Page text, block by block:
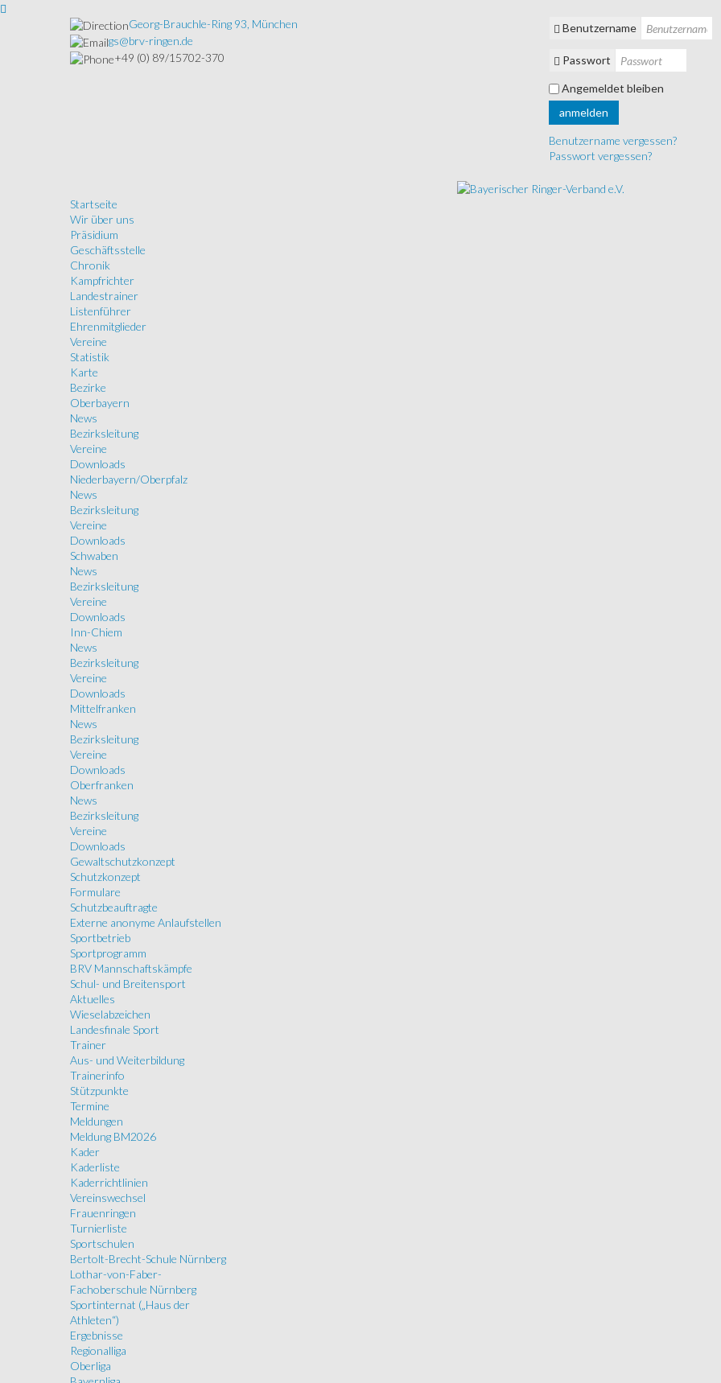
Georg-Brauchle-Ring 93, München
gs@brv-ringen.de
+49 (0) 89/15702-370
Benutzername
Passwort
Angemeldet bleiben
anmelden
Benutzername vergessen?
Passwort vergessen?
Startseite
Wir über uns
Präsidium
Geschäftsstelle
Chronik
Kampfrichter
Landestrainer
Listenführer
Ehrenmitglieder
Vereine
Statistik
Karte
Bezirke
Oberbayern
News
Bezirksleitung
Vereine
Downloads
Niederbayern/Oberpfalz
News
Bezirksleitung
Vereine
Downloads
Schwaben
News
Bezirksleitung
Vereine
Downloads
Inn-Chiem
News
Bezirksleitung
Vereine
Downloads
Mittelfranken
News
Bezirksleitung
Vereine
Downloads
Oberfranken
News
Bezirksleitung
Vereine
Downloads
Gewaltschutzkonzept
Schutzkonzept
Formulare
Schutzbeauftragte
Externe anonyme Anlaufstellen
Sportbetrieb
Sportprogramm
BRV Mannschaftskämpfe
Schul- und Breitensport
Aktuelles
Wieselabzeichen
Landesfinale Sport
Trainer
Aus- und Weiterbildung
Trainerinfo
Stützpunkte
Termine
Meldungen
Meldung BM2026
Kader
Kaderliste
Kaderrichtlinien
Vereinswechsel
Frauenringen
Turnierliste
Sportschulen
Bertolt-Brecht-Schule Nürnberg
Lothar-von-Faber-
Fachoberschule Nürnberg
Sportinternat („Haus der
Athleten“)
Ergebnisse
Regionalliga
Oberliga